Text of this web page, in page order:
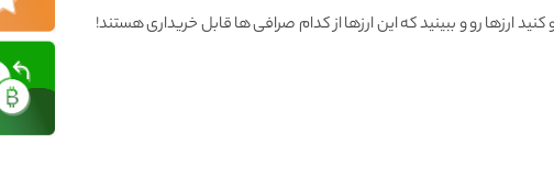
رو و ببینید که این ارزها از کدام صرافی ها قابل خریداری هستند!